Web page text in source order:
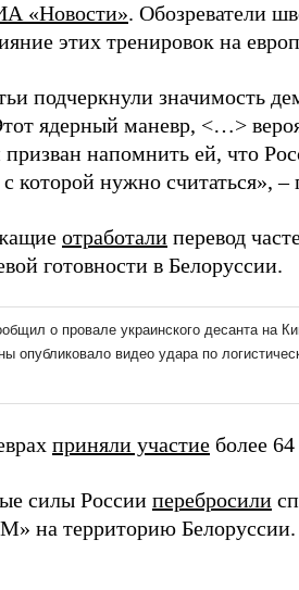
«Новости». Обозреватели
этих тренировок на
подчеркнули значимость
ядерный маневр, <…>
напомнить ей, что
которой нужно считаться», –
отработали перевод
готовности в Белоруссии.
приняли участие более
силы России перебросили
на территорию Белоруссии.